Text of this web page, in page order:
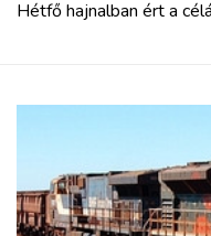
Hétfő hajnalban ért a